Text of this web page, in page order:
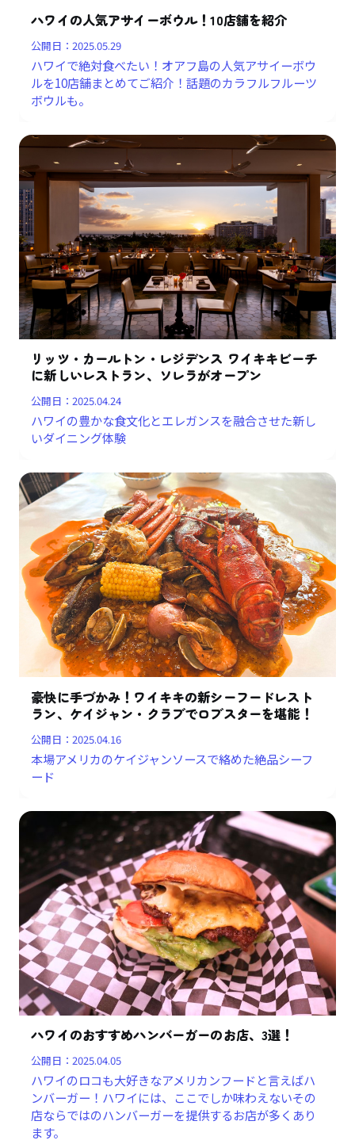
ハワイの人気アサイーボウル！10店舗を紹介
公開日：2025.05.29
ハワイで絶対食べたい！オアフ島の人気アサイーボウ
ルを10店舗まとめてご紹介！話題のカラフルフルーツ
ボウルも。
リッツ・カールトン・レジデンス ワイキキビーチ
に新しいレストラン、ソレラがオープン
公開日：2025.04.24
ハワイの豊かな食文化とエレガンスを融合させた新し
いダイニング体験
豪快に手づかみ！ワイキキの新シーフードレスト
ラン、ケイジャン・クラブでロブスターを堪能！
公開日：2025.04.16
本場アメリカのケイジャンソースで絡めた絶品シーフ
ード
ハワイのおすすめハンバーガーのお店、3選！
公開日：2025.04.05
ハワイのロコも大好きなアメリカンフードと言えばハ
ンバーガー！ハワイには、ここでしか味わえないその
店ならではのハンバーガーを提供するお店が多くあり
ます。